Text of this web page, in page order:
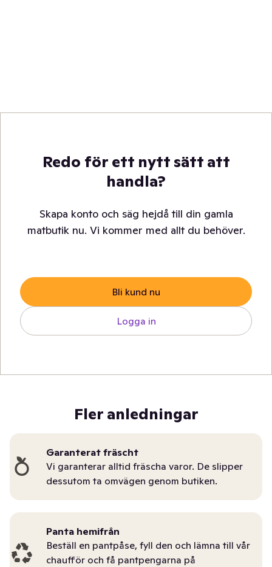
Redo för ett nytt sätt att
handla?
Skapa konto och säg hejdå till din gamla
matbutik nu. Vi kommer med allt du behöver.
Bli kund nu
Logga in
Fler anledningar
Garanterat fräscht
Vi garanterar alltid fräscha varor. De slipper
dessutom ta omvägen genom butiken.
Panta hemifrån
Beställ en pantpåse, fyll den och lämna till vår
chaufför och få pantpengarna på